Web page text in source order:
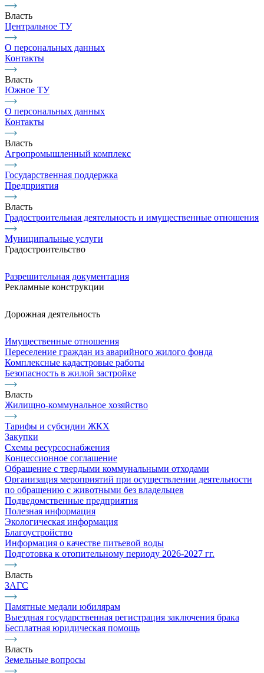
Власть
Центральное ТУ
О персональных данных
Контакты
Власть
Южное ТУ
О персональных данных
Контакты
Власть
Агропромышленный комплекс
Государственная поддержка
Предприятия
Власть
Градостроительная деятельность и имущественные отношения
Муниципальные услуги
Градостроительство
Разрешительная документация
Рекламные конструкции
Дорожная деятельность
Имущественные отношения
Переселение граждан из аварийного жилого фонда
Комплексные кадастровые работы
Безопасность в жилой застройке
Власть
Жилищно-коммунальное хозяйство
Тарифы и субсидии ЖКХ
Закупки
Схемы ресурсоснабжения
Концессионное соглашение
Обращение с твердыми коммунальными отходами
Организация мероприятий при осуществлении деятельности
по обращению с животными без владельцев
Подведомственные предприятия
Полезная информация
Экологическая информация
Благоустройство
Информация о качестве питьевой воды
Подготовка к отопительному периоду 2026-2027 гг.
Власть
ЗАГС
Памятные медали юбилярам
Выездная государственная регистрация заключения брака
Бесплатная юридическая помощь
Власть
Земельные вопросы